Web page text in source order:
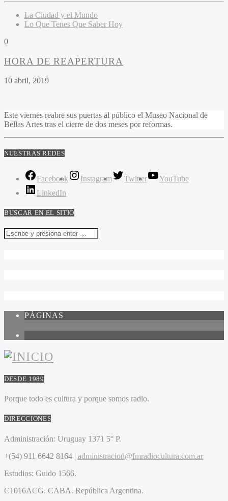
La Ciudad y el Mundo
Lo Que Tenes Que Saber Hoy
0
HORA DE REAPERTURA
10 abril, 2019
Este viernes reabre sus puertas al público el Museo Nacional de
Bellas Artes tras el cierre de dos meses por reformas.
NUESTRAS REDES
Facebook Instagram Twitter
YouTube
LinkedIn
BUSCAR EN EL SITIO
PÁGINAS
DESDE 1989
Porque todo es cultura y porque somos radio.
DIRECCIONES
Administración: Uruguay 1371 5° P.
+(54) 911 6642 8164 | administracion@fmradiocultura.com.ar
Estudios: Guido 1566.
C1016ACG. CABA. República Argentina.